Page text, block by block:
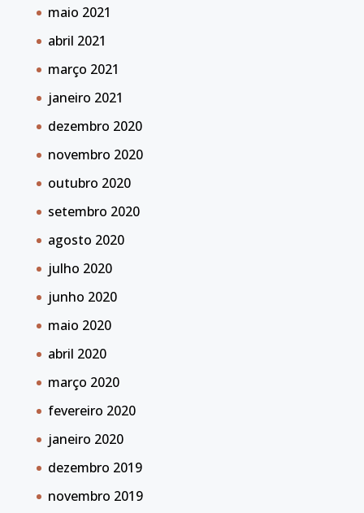
maio 2021
abril 2021
março 2021
janeiro 2021
dezembro 2020
novembro 2020
outubro 2020
setembro 2020
agosto 2020
julho 2020
junho 2020
maio 2020
abril 2020
março 2020
fevereiro 2020
janeiro 2020
dezembro 2019
novembro 2019